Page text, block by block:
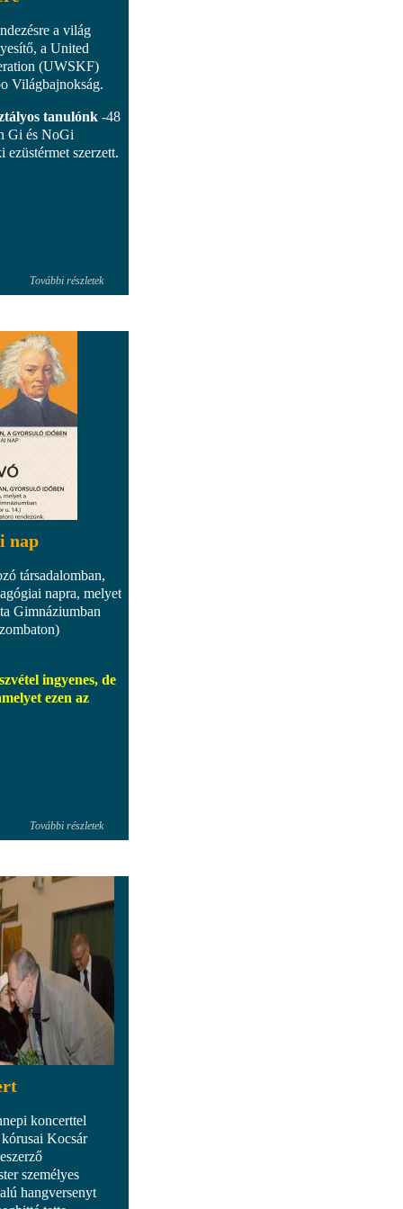
a világ
a United
(UWSKF)
Világbajnokság.
tanulónk -48
Gi és NoGi
szerzett.
További részletek
nap
társadalomban,
napra, melyet
Gimnáziumban
ingyenes, de
ezen az
További részletek
koncerttel
Kocsár
személyes
hangversenyt